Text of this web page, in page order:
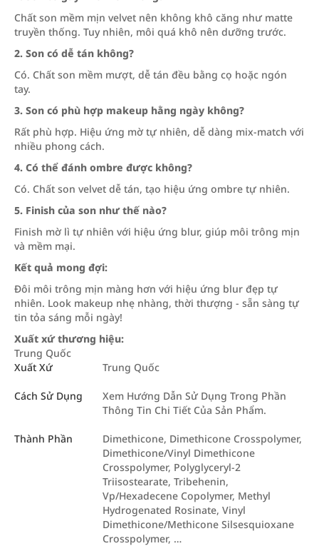
Chất son mềm mịn velvet nên không khô căng như matte
truyền thống. Tuy nhiên, môi quá khô nên dưỡng trước.
2. Son có dễ tán không?
Có. Chất son mềm mượt, dễ tán đều bằng cọ hoặc ngón
tay.
3. Son có phù hợp makeup hằng ngày không?
Rất phù hợp. Hiệu ứng mờ tự nhiên, dễ dàng mix-match với
nhiều phong cách.
4. Có thể đánh ombre được không?
Có. Chất son velvet dễ tán, tạo hiệu ứng ombre tự nhiên.
5. Finish của son như thế nào?
Finish mờ lì tự nhiên với hiệu ứng blur, giúp môi trông mịn
và mềm mại.
Kết quả mong đợi:
Đôi môi trông mịn màng hơn với hiệu ứng blur đẹp tự
nhiên. Look makeup nhẹ nhàng, thời thượng - sẵn sàng tự
tin tỏa sáng mỗi ngày!
Xuất xứ thương hiệu:
Trung Quốc
Xuất Xứ
Trung Quốc
Cách Sử Dụng
Xem Hướng Dẫn Sử Dụng Trong Phần
Thông Tin Chi Tiết Của Sản Phẩm.
Thành Phần
Dimethicone, Dimethicone Crosspolymer,
Dimethicone/Vinyl Dimethicone
Crosspolymer, Polyglyceryl-2
Triisostearate, Tribehenin,
Vp/Hexadecene Copolymer, Methyl
Hydrogenated Rosinate, Vinyl
Dimethicone/Methicone Silsesquioxane
Crosspolymer, …